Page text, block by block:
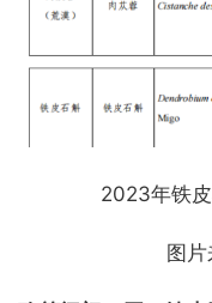
2023年铁
图